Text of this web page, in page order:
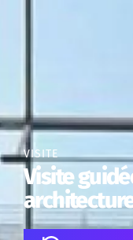
VISITE
Visite